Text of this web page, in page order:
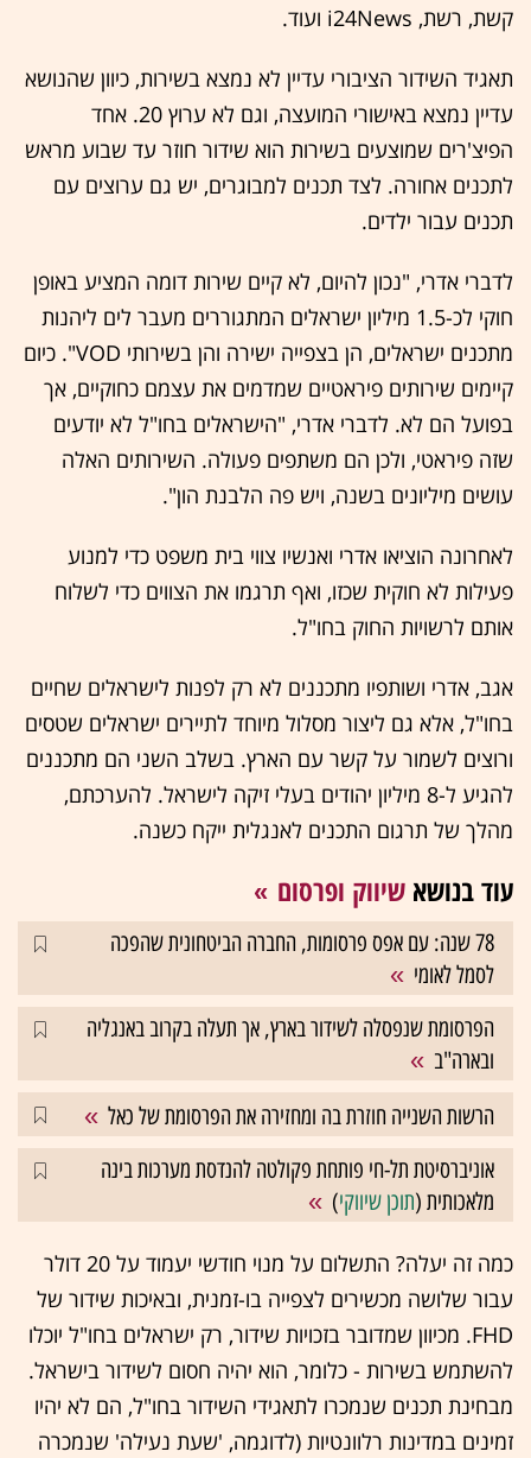
קשת, רשת, i24News ועוד.
תאגיד השידור הציבורי עדיין לא נמצא בשירות, כיוון שהנושא
עדיין נמצא באישורי המועצה, וגם לא ערוץ 20. אחד
הפיצ'רים שמוצעים בשירות הוא שידור חוזר עד שבוע מראש
לתכנים אחורה. לצד תכנים למבוגרים, יש גם ערוצים עם
תכנים עבור ילדים.
לדברי אדרי, "נכון להיום, לא קיים שירות דומה המציע באופן
חוקי לכ-1.5 מיליון ישראלים המתגוררים מעבר לים ליהנות
מתכנים ישראלים, הן בצפייה ישירה והן בשירותי VOD". כיום
קיימים שירותים פיראטיים שמדמים את עצמם כחוקיים, אך
בפועל הם לא. לדברי אדרי, "הישראלים בחו"ל לא יודעים
שזה פיראטי, ולכן הם משתפים פעולה. השירותים האלה
עושים מיליונים בשנה, ויש פה הלבנת הון".
לאחרונה הוציאו אדרי ואנשיו צווי בית משפט כדי למנוע
פעילות לא חוקית שכזו, ואף תרגמו את הצווים כדי לשלוח
אותם לרשויות החוק בחו"ל.
אגב, אדרי ושותפיו מתכננים לא רק לפנות לישראלים שחיים
בחו"ל, אלא גם ליצור מסלול מיוחד לתיירים ישראלים שטסים
ורוצים לשמור על קשר עם הארץ. בשלב השני הם מתכננים
להגיע ל-8 מיליון יהודים בעלי זיקה לישראל. להערכתם,
מהלך של תרגום התכנים לאנגלית ייקח כשנה.
עוד בנושא שיווק ופרסום
78 שנה: עם אפס פרסומות, החברה הביטחונית שהפכה
לסמל לאומי
הפרסומת שנפסלה לשידור בארץ, אך תעלה בקרוב באנגליה
ובארה"ב
הרשות השנייה חוזרת בה ומחזירה את הפרסומת של כאל
אוניברסיטת תל-חי פותחת פקולטה להנדסת מערכות בינה
מלאכותית (תוכן שיווקי)
כמה זה יעלה? התשלום על מנוי חודשי יעמוד על 20 דולר
עבור שלושה מכשירים לצפייה בו-זמנית, ובאיכות שידור של
FHD. מכיוון שמדובר בזכויות שידור, רק ישראלים בחו"ל יוכלו
להשתמש בשירות - כלומר, הוא יהיה חסום לשידור בישראל.
מבחינת תכנים שנמכרו לתאגידי השידור בחו"ל, הם לא יהיו
זמינים במדינות רלוונטיות (לדוגמה, 'שעת נעילה' שנמכרה